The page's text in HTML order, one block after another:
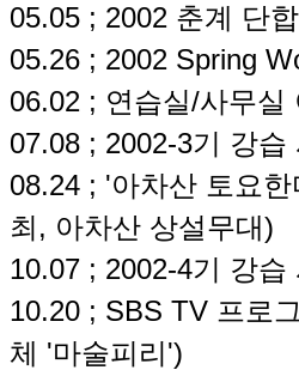
05.05 ; 2002 춘계 단
05.26 ; 2002 Spring
06.02 ; 연습실/사무
07.08 ; 2002-3기 강
08.24 ; '아차산 토요
최, 아차산 상설무대)
10.07 ; 2002-4기 강
10.20 ; SBS TV 프로
체 '마술피리')